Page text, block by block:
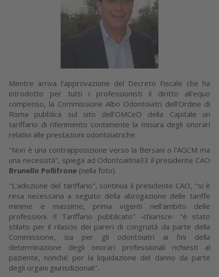
Mentre arriva l'approvazione del Decreto Fiscale che ha
introdotto per tutti i professionisti il diritto all'equo
compenso, la Commissione Albo Odontoiatri dell'Ordine di
Roma pubblica sul sito dell'OMCeO della Capitale un
tariffario di riferimento contenente la misura degli onorari
relativi alle prestazioni odontoiatriche.
"Non è una contrapposizione verso la Bersani o l'AGCM ma
una necessità", spiega ad Odontoaitria33 il presidente CAO
Brunello Pollifrone (nella foto).
"L'adozione del tariffario", continua il presidente CAO, "si è
resa necessaria a seguito della abrogazione delle tariffe
minime e massime, prima vigenti nell'ambito delle
professioni. Il Tariffario pubblicato" -chiarisce- "è stato
stilato per il rilascio dei pareri di congruità da parte della
Commissione, sia per gli odontoiatri ai fini della
determinazione degli onorari professionali richiesti al
paziente, nonché per la liquidazione del danno da parte
degli organi giurisdizionali".